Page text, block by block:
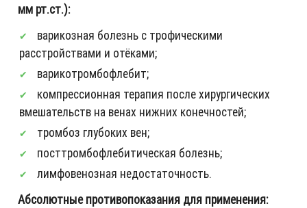
мм рт.ст.):
варикозная болезнь с трофическими
расстройствами и отёками;
варикотромбофлебит;
компрессионная терапия после хирургических
вмешательств на венах нижних конечностей;
тромбоз глубоких вен;
посттромбофлебитическая болезнь;
лимфовенозная недостаточность.
Абсолютные противопоказания для применения: